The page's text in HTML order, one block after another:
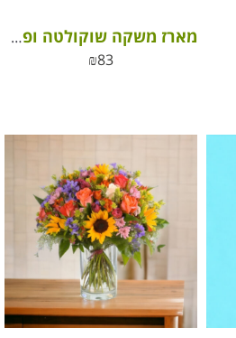
מארז משקה שוקולטה ופרלינים אהבה
₪83